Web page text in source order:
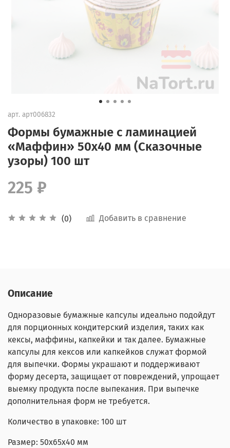
арт. арт006832
Формы бумажные с ламинацией
«Маффин» 50х40 мм (Сказочные
узоры) 100 шт
(0) Добавить в сравнение
225 ₽
Описание
Одноразовые бумажные капсулы идеально подойдут
для порционных кондитерский изделия, таких как
кексы, маффины, капкейки и так далее. Бумажные
капсулы для кексов или капкейков служат формой
для выпечки. Формы украшают и поддерживают
форму десерта, защищает от повреждений, упрощает
выемку продукта после выпекания. При выпечке
дополнительная форм не требуется.
Количество в упаковке: 100 шт
Размер: 50x65x40 мм